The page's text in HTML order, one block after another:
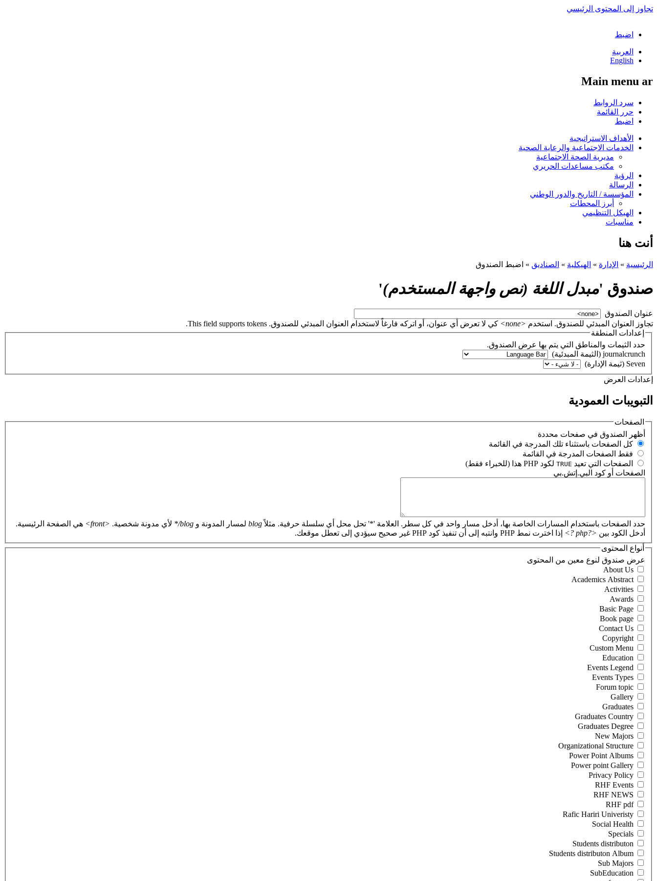
تجاوز إلى المحتوى الرئيسي
اضبط
العربية
English
Main menu ar
سرد الروابط
حرر القائمة
اضبط
الأهداف الاستراتيجية
الخدمات الاجتماعية والرعاية الصحية
مديرية الصحة الاجتماعية
مكتب مساعدات الحريري
الرؤية
الرسالة
المؤسسة / التاريخ والدور الوطني
أبرز المحطات
الهيكل التنظيمي
مناسبات
أنت هنا
الرئيسية » الإدارة » الهيكلية » الصناديق » اضبط الصندوق
صندوق 'مبدل اللغة (نص واجهة المستخدم)'
‏عنوان الصندوق ‏
تجاوز العنوان المبدئي للصندوق. استخدم <none>
كي لا تعرض أي عنوان، أو اتركه فارغاً لاستخدام العنوان المبدئي للصندوق. This field supports tokens.
إعدادات المنطقة
حدد الثيمات والمناطق التي يتم بها عرض الصندوق.
‏إعدادات العرض ‏
التبويبات العمودية
الصفحات
‏أظهر الصندوق في صفحات محددة ‏
‏كل الصفحات باستثناء تلك المدرجة في القائمة ‏
‏فقط الصفحات المدرجة في القائمة ‏
‏الصفحات التي تعيد TRUE لكود PHP هذا (للخبراء فقط) ‏
الصفحات أو كود البي.إتش.بي
حدد الصفحات باستخدام المسارات الخاصة بها، أدخل مسار واحد في كل سطر. العلامة '*' تحل محل أي سلسلة حرفية. مثلاًblog لمسار المدونة و blog/* لأي مدونة شخصية. <front>
هي الصفحة الرئيسية.
أدخل الكود بين <?php ?>
إذا اخترت نمط PHP وانتبه إلى أن تنفيذ كود PHP غير صحيح سيؤدي إلى تعطل موقعك.
أنواع المحتوى
‏عرض صندوق لنوع معين من المحتوى ‏